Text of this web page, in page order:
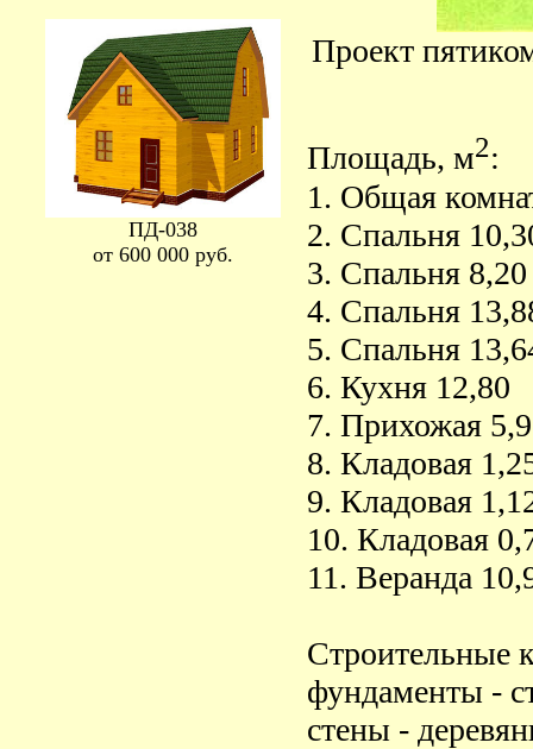
ПД-038
от 600 000 руб.
Проект
Площадь, м2:
1. Общая
2. Спальня
3. Спальня 8,20
4. Спальня
5. Спальня
6. Кухня 12,80
7. Прихожая
8. Кладовая
9. Кладовая
10. Кладовая
11. Веранда
Строительные
фундаменты -
стены -